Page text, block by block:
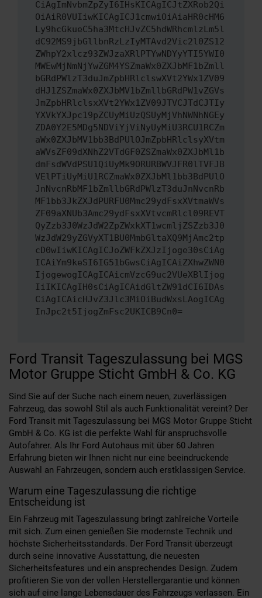
CiAgImNvbmZpZyI6IHsKICAgICJtZXRob2Qi
OiAiR0VUIiwKICAgICJ1cmwiOiAiaHR0cHM6
Ly9hcGkueC5ha3MtcHJvZC5hdWRhcmlzLm5l
dC92MS9jbGllbnRzLzIyMTAvd2Vic2l0ZS12
ZWhpY2xlcz93ZWJzaXRlPTYwNDYyYTI5YWI0
MWEwMjNmNjYwZGM4YSZmaWx0ZXJbMF1bZmll
bGRdPWlzT3duJmZpbHRlclswXVt2YWx1ZV09
dHJ1ZSZmaWx0ZXJbMV1bZmllbGRdPW1vZGVs
JmZpbHRlclsxXVt2YWx1ZV09JTVCJTdCJTIy
YXVkYXJpc19pZCUyMiUzQSUyMjVhNWNhNGEy
ZDA0Y2E5MDg5NDViYjViNyUyMiU3RCU1RCZm
aWx0ZXJbMV1bb3BdPUlOJmZpbHRlclsyXVtm
aWVsZF09dXNhZ2VTdGF0ZSZmaWx0ZXJbMl1b
dmFsdWVdPSU1QiUyMk9ORURBWVJFR0lTVFJB
VElPTiUyMiU1RCZmaWx0ZXJbMl1bb3BdPUlO
JnNvcnRbMF1bZmllbGRdPWlzT3duJnNvcnRb
MF1bb3JkZXJdPURFU0Mmc29ydFsxXVtmaWVs
ZF09aXNUb3Amc29ydFsxXVtvcmRlcl09REVT
QyZzb3J0WzJdW2ZpZWxkXT1wcmljZSZzb3J0
WzJdW29yZGVyXT1BU0MmbGltaXQ9MjAmc2tp
cD0wIiwKICAgICJoZWFkZXJzIjoge30sCiAg
ICAiYm9keSI6IG51bGwsCiAgICAiZXhwZWN0
IjogewogICAgICAicmVzcG9uc2VUeXBlIjog
IiIKICAgIH0sCiAgICAidGltZW91dCI6IDAs
CiAgICAicHJvZ3Jlc3MiOiBudWxsLAogICAg
InJpc2t5IjogZmFsc2UKICB9Cn0=
Ford Transit Tageszulassung bei MGS
Motor Gruppe Sticht GmbH & Co. KG
Sind Sie auf der Suche nach einem neuen, zuverlässigen
Fahrzeug, das sowohl Stil als auch Funktionalität vereint? Der
Ford Transit mit Tageszulassung bei MGS Motor Gruppe Sticht
GmbH & Co. KG ist die perfekte Wahl für anspruchsvolle
Autofahrer. Als Ihr Ford Autohaus mit über 60 Jahren
Erfahrung bieten wir Ihnen nicht nur eine beeindruckende
Auswahl an Fahrzeugen, sondern auch erstklassigen Service.
Warum eine Tageszulassung die richtige
Entscheidung ist
Ein Fahrzeug mit Tageszulassung bringt zahlreiche Vorteile
mit sich. Zum einen genießen Sie modernste Technik und
höchste Sicherheitsstandards. Der Ford Transit überzeugt
durch seine innovative Ausstattung, die neuesten
Sicherheitsfeatures und ein ansprechendes Design. Zudem
profitieren Sie von der vollen Herstellergarantie und können
sich auf eine lange Lebensdauer des Fahrzeugs verlassen. Ein